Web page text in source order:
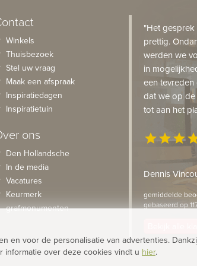
Winkels
Thuisbezoek
Stel uw vraag
Maak een afspraak
Inspiratiedagen
Inspiratietuin
ons
Den Hollandsche
In de media
Vacatures
Keurmerk
grafmonumenten
"Het
prettig.
werden we
in
een
dat we op
tot aan het
starstarstar
Dennis
gemiddelde
gebaseerd op
en voor de personalisatie van advertenties.
over deze cookies vindt u hier.